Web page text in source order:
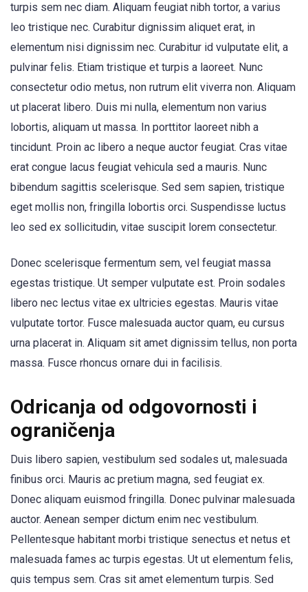
turpis sem nec diam. Aliquam feugiat nibh tortor, a varius
leo tristique nec. Curabitur dignissim aliquet erat, in
elementum nisi dignissim nec. Curabitur id vulputate elit, a
pulvinar felis. Etiam tristique et turpis a laoreet. Nunc
consectetur odio metus, non rutrum elit viverra non. Aliquam
ut placerat libero. Duis mi nulla, elementum non varius
lobortis, aliquam ut massa. In porttitor laoreet nibh a
tincidunt. Proin ac libero a neque auctor feugiat. Cras vitae
erat congue lacus feugiat vehicula sed a mauris. Nunc
bibendum sagittis scelerisque. Sed sem sapien, tristique
eget mollis non, fringilla lobortis orci. Suspendisse luctus
leo sed ex sollicitudin, vitae suscipit lorem consectetur.
Donec scelerisque fermentum sem, vel feugiat massa
egestas tristique. Ut semper vulputate est. Proin sodales
libero nec lectus vitae ex ultricies egestas. Mauris vitae
vulputate tortor. Fusce malesuada auctor quam, eu cursus
urna placerat in. Aliquam sit amet dignissim tellus, non porta
massa. Fusce rhoncus ornare dui in facilisis.
Odricanja od odgovornosti i
ograničenja
Duis libero sapien, vestibulum sed sodales ut, malesuada
finibus orci. Mauris ac pretium magna, sed feugiat ex.
Donec aliquam euismod fringilla. Donec pulvinar malesuada
auctor. Aenean semper dictum enim nec vestibulum.
Pellentesque habitant morbi tristique senectus et netus et
malesuada fames ac turpis egestas. Ut ut elementum felis,
quis tempus sem. Cras sit amet elementum turpis. Sed